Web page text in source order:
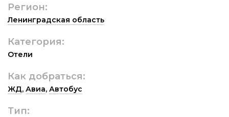
Регион:
Ленинградская область
Категория:
Отели
Как добраться:
ЖД, Авиа, Автобус
Тип: